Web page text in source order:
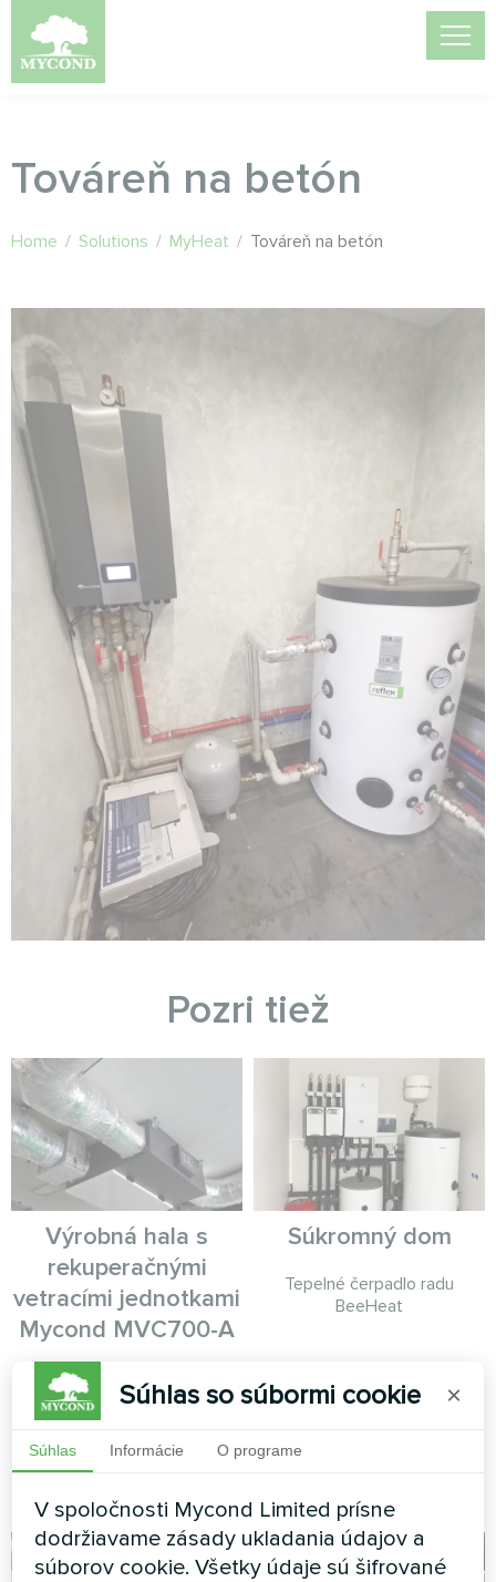
Továreň na betón
Home / Solutions / MyHeat / Továreň na betón
Pozri tiež
Výrobná hala s
rekuperačnými
vetracími jednotkami
Mycond MVC700-A
Vetracia jednotka s
rekuperáciou energie MyCond
MVC700-A zaisťuje neustály
prísun čerstvého vzduchu a
zároveň spätne získava teplo
Súkromný dom
Tepelné čerpadlo radu
BeeHeat
Súhlas so súbormi cookie ×
Súhlas Informácie O programe
V spoločnosti Mycond Limited prísne
dodržiavame zásady ukladania údajov a
súborov cookie. Všetky údaje sú šifrované